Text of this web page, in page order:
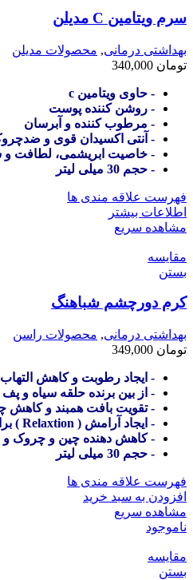
سرم ویتامین C مدیلن
بهداشتی درمانی, محصولات مدیلن
تومان
- حاوی ویتامین c
- روشن کننده پوست
- مرطوب کننده و آبرسان
- آنتی اکسیدان قوی و
- خاصیت ابریشمی، لطافت و
- حجم 30 میلی لیتر
فهرست علاقه مندی ها
اطلاعات بیشتر
مشاهده سریع
مقایسه
بستن
کرم دورچشم شباهنگ
بهداشتی درمانی, محصولات راسن
تومان
- ایجاد رطوبت و کاهش
- از بین برنده حلقه سیاه و
- تقویت بافت همبند و
- ایجاد آرامش ( Relaxtion ) برای پوست اطراف چشم
- کاهش دهنده چین و چروک
- حجم 30 میلی لیتر
فهرست علاقه مندی ها
افزودن به سبد خرید
مشاهده سریع
ناموجود
مقایسه
بستن